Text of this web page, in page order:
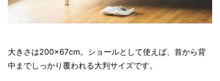
大きさは200×67cm。ショールとして使えば、首から背
中までしっかり覆われる大判サイズです。